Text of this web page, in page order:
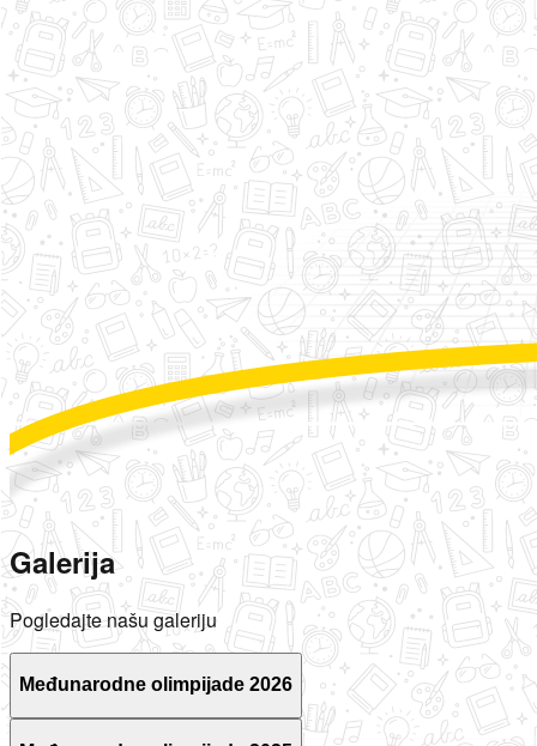
Galerija
Pogledajte našu galeriju
Međunarodne olimpijade 2026